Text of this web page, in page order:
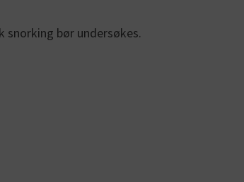
snorking bør undersøkes.